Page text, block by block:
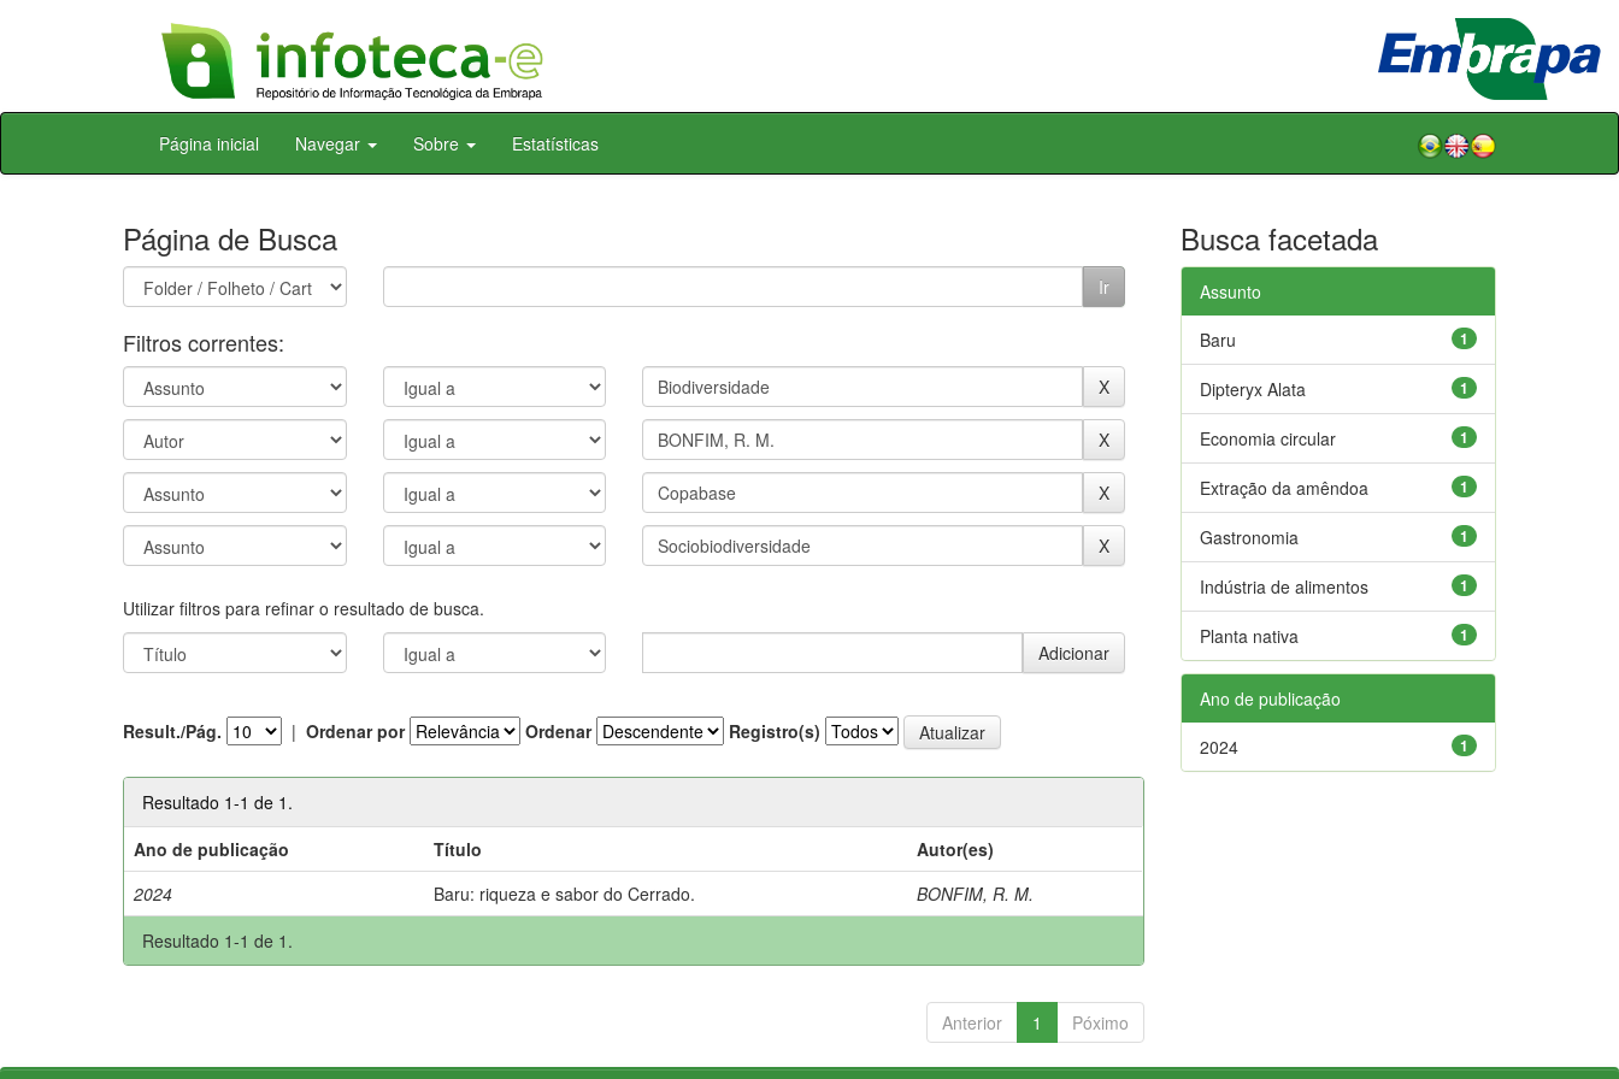
Skip
Página inicial Navegar Sobre Estatísticas
Página de Busca
Filtros correntes:
Utilizar filtros para refinar o resultado de busca.
Result./Pág. | Ordenar por Ordenar Registro(s)
Resultado 1-1 de 1.
Ano de publicação
Título
Autor(es)
2024
Baru: riqueza e sabor do Cerrado.
BONFIM, R. M.
Resultado 1-1 de 1.
Anterior 1 Póximo
Busca facetada
Assunto
1
Baru
1
Dipteryx Alata
1
Economia circular
1
Extração da amêndoa
1
Gastronomia
1
Indústria de alimentos
1
Planta nativa
Ano de publicação
1
2024